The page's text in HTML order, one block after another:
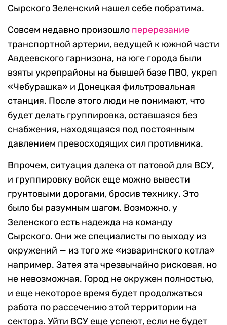
Сырского Зеленский нашел себе побратима.
Совсем недавно произошло перерезание
транспортной артерии, ведущей к южной части
Авдеевского гарнизона, на юге города были
взяты укрепрайоны на бывшей базе ПВО, укреп
«Чебурашка» и Донецкая фильтровальная
станция. После этого люди не понимают, что
будет делать группировка, оставшаяся без
снабжения, находящаяся под постоянным
давлением превосходящих сил противника.
Впрочем, ситуация далека от патовой для ВСУ,
и группировку войск еще можно вывести
грунтовыми дорогами, бросив технику. Это
было бы разумным шагом. Возможно, у
Зеленского есть надежда на команду
Сырского. Они же специалисты по выходу из
окружений — из того же «изваринского котла»
например. Затея эта чрезвычайно рисковая, но
не невозможная. Город не окружен полностью,
и еще некоторое время будет продолжаться
работа по рассечению этой территории на
сектора. Уйти ВСУ еще успеют, если не будет